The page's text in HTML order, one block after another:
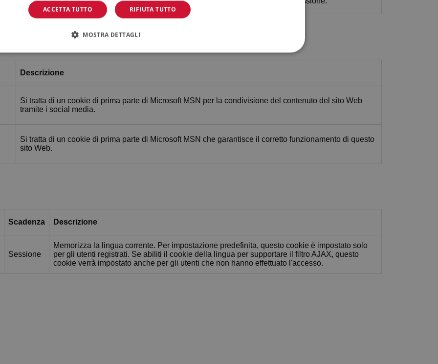
Descrizione
Si tratta di un cookie di prima parte di Microsoft MSN per la condivisione del contenuto del sito Web
tramite i social media.
Si tratta di un cookie di prima parte di Microsoft MSN che garantisce il corretto funzionamento di questo
sito Web.
Scadenza Descrizione
Sessione
Memorizza la lingua corrente. Per impostazione predefinita, questo cookie è impostato solo
per gli utenti registrati. Se abiliti il cookie della lingua per supportare il filtro AJAX, questo
cookie verrà impostato anche per gli utenti che non hanno effettuato l'accesso.
ACCETTA TUTTO RIFIUTA TUTTO
MOSTRA DETTAGLI